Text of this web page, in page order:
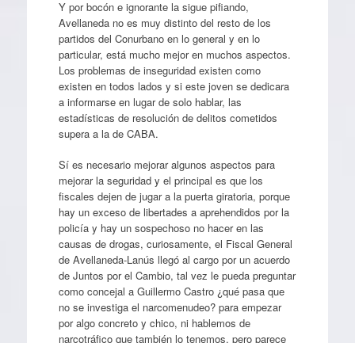
Y por bocón e ignorante la sigue pifiando,
Avellaneda no es muy distinto del resto de los
partidos del Conurbano en lo general y en lo
particular, está mucho mejor en muchos aspectos.
Los problemas de inseguridad existen como
existen en todos lados y si este joven se dedicara
a informarse en lugar de solo hablar, las
estadísticas de resolución de delitos cometidos
supera a la de CABA.
Sí es necesario mejorar algunos aspectos para
mejorar la seguridad y el principal es que los
fiscales dejen de jugar a la puerta giratoria, porque
hay un exceso de libertades a aprehendidos por la
policía y hay un sospechoso no hacer en las
causas de drogas, curiosamente, el Fiscal General
de Avellaneda-Lanús llegó al cargo por un acuerdo
de Juntos por el Cambio, tal vez le pueda preguntar
como concejal a Guillermo Castro ¿qué pasa que
no se investiga el narcomenudeo? para empezar
por algo concreto y chico, ni hablemos de
narcotráfico que también lo tenemos, pero parece